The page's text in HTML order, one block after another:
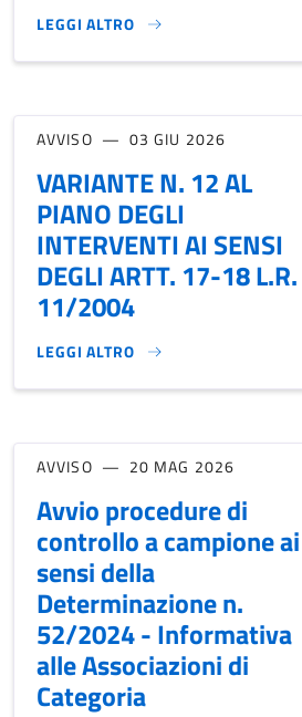
LEGGI ALTRO
RACCOLTA FIRME PROPOSTA DI
AVVISO 03 GIU 2026
VARIANTE N. 12 AL
PIANO DEGLI
INTERVENTI AI SENSI
DEGLI ARTT. 17-18 L.R.
11/2004
LEGGI ALTRO
VARIANTE N. 12 AL PIANO DEGLI
AVVISO 20 MAG 2026
Avvio procedure di
controllo a campione ai
sensi della
Determinazione n.
52/2024 - Informativa
alle Associazioni di
Categoria